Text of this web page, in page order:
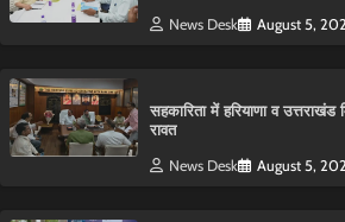
News Desk August 5,
सहकारिता में हरियाणा व
रावत
News Desk August 5,